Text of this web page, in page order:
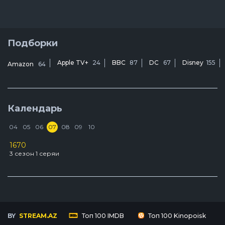
Подборки
Amazon 64 Apple TV+ 24 BBC 87 DC 67 Disney 155
Календарь
04 05 06 07 08 09 10
1670
3 сезон 1 серяи
BY STREAM.AZ Топ 100 IMDB Топ 100 Kinopoisk